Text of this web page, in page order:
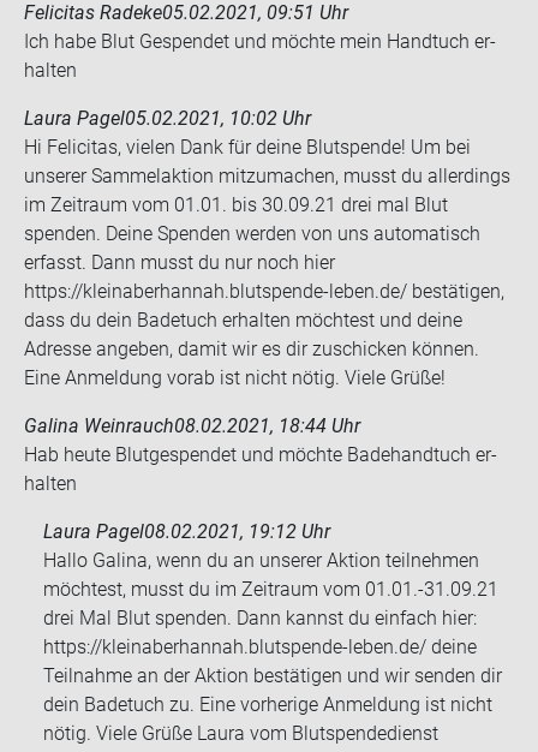
Felicitas Radeke05.02.2021, 09:51 Uhr
Ich habe Blut Ge­spen­det und möch­te mein Hand­tuch er­
hal­ten
Laura Pagel05.02.2021, 10:02 Uhr
Hi Felicitas, vielen Dank für deine Blutspende! Um bei
unserer Sammelaktion mitzumachen, musst du allerdings
im Zeitraum vom 01.01. bis 30.09.21 drei mal Blut
spenden. Deine Spenden werden von uns automatisch
erfasst. Dann musst du nur noch hier
https://kleinaberhannah.blutspende-leben.de/ bestätigen,
dass du dein Badetuch erhalten möchtest und deine
Adresse angeben, damit wir es dir zuschicken können.
Eine Anmeldung vorab ist nicht nötig. Viele Grüße!
Galina Weinrauch08.02.2021, 18:44 Uhr
Hab heute Blut­ge­spen­det und möch­te Ba­de­hand­tuch er­
hal­ten
Laura Pagel08.02.2021, 19:12 Uhr
Hallo Galina, wenn du an unserer Aktion teilnehmen
möchtest, musst du im Zeitraum vom 01.01.-31.09.21
drei Mal Blut spenden. Dann kannst du einfach hier:
https://kleinaberhannah.blutspende-leben.de/ deine
Teilnahme an der Aktion bestätigen und wir senden dir
dein Badetuch zu. Eine vorherige Anmeldung ist nicht
nötig. Viele Grüße Laura vom Blutspendedienst